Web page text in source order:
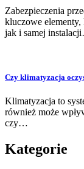
Zabezpieczenia
kluczowe elementy,
jak i samej
Czy klimatyzacja
Klimatyzacja to
również może
czy…
Kategorie